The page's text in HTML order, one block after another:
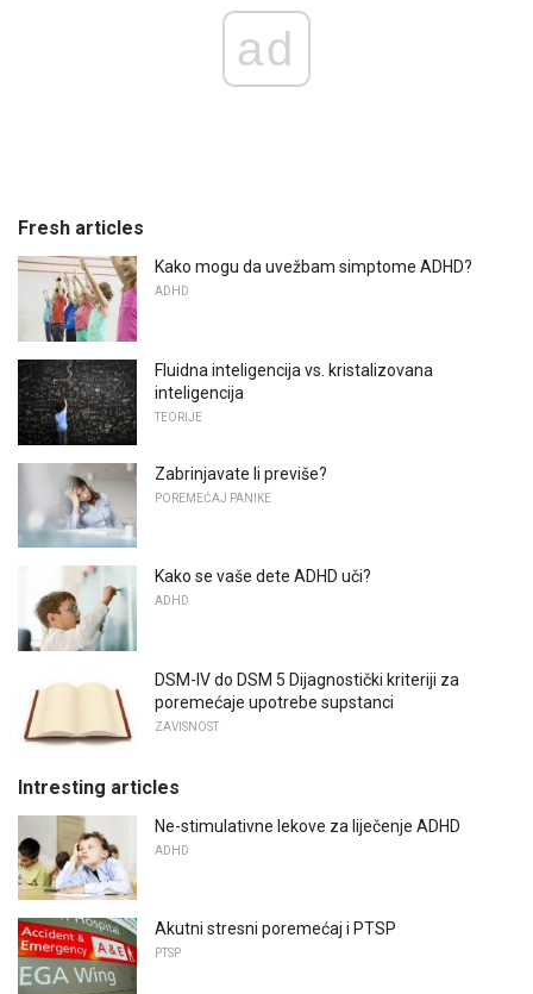
ad
Fresh articles
Kako mogu da uvežbam simptome ADHD?
ADHD
Fluidna inteligencija vs. kristalizovana
inteligencija
TEORIJE
Zabrinjavate li previše?
POREMEĆAJ PANIKE
Kako se vaše dete ADHD uči?
ADHD
DSM-IV do DSM 5 Dijagnostički kriteriji za
poremećaje upotrebe supstanci
ZAVISNOST
Intresting articles
Ne-stimulativne lekove za liječenje ADHD
ADHD
Akutni stresni poremećaj i PTSP
PTSP